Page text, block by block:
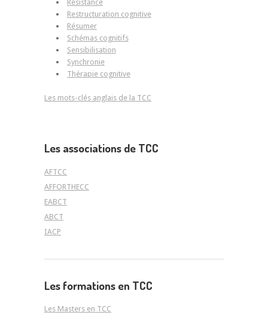
Résistance
Restructuration cognitive
Résumer
Schémas cognitifs
Sensibilisation
Synchronie
Thérapie cognitive
Les mots-clés anglais de la TCC
Les associations de TCC
AFTCC
AFFORTHECC
EABCT
ABCT
IACP
Les formations en TCC
Les Masters en TCC